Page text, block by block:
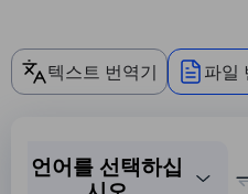
텍스트 번역기 파일
언어를 선택하십